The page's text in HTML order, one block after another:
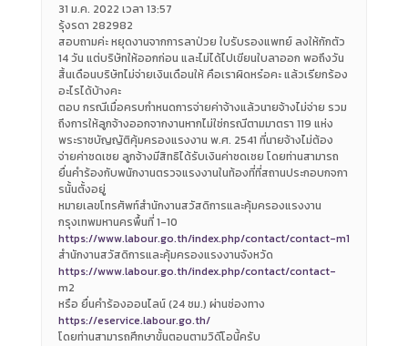
31 ม.ค. 2022 เวลา 13:57
รุ้งรดา 282982
สอบถามค่ะ หยุดงานจากการลาป่วย ใบรับรองแพทย์ ลงให้กักตัว
14 วัน แต่บริษัทให้ออกก่อน และไม่ได้ไปเขียนใบลาออก พอถึงวัน
สิ้นเดือนบริษัทไม่จ่ายเงินเดือนให้ คือเราผิดหร๋อคะ แล้วเรียกร้อง
อะไรได้บ้างคะ
ตอบ กรณีเมื่อครบกำหนดการจ่ายค่าจ้างแล้วนายจ้างไม่จ่าย รวม
ถึงการให้ลูกจ้างออกจากงานหากไม่ใช่กรณีตามมาตรา 119 แห่ง
พระราชบัญญัติคุ้มครองแรงงาน พ.ศ. 2541 ที่นายจ้างไม่ต้อง
จ่ายค่าชดเชย ลูกจ้างมีสิทธิได้รับเงินค่าชดเชย โดยท่านสามารถ
ยื่นคำร้องกับพนักงานตรวจแรงงานในท้องที่ที่สถานประกอบกจกา
รนั้นตั้งอยู่
หมายเลขโทรศัพท์สำนักงานสวัสดิการและคุ้มครองแรงงาน
กรุงเทพมหานครพื้นที่ 1-10
https://www.labour.go.th/index.php/contact/contact-m1
สำนักงานสวัสดิการและคุ้มครองแรงงานจังหวัด
https://www.labour.go.th/index.php/contact/contact-
m2
หรือ ยื่นคำร้องออนไลน์ (24 ชม.) ผ่านช่องทาง
https://eservice.labour.go.th/
โดยท่านสามารถศึกษาขั้นตอนตามวิดีโอนี้ครับ